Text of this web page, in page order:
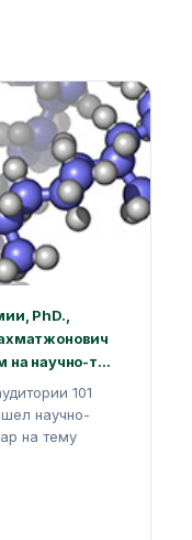
PhD.,
на научно-т...
101
научно-
на тему